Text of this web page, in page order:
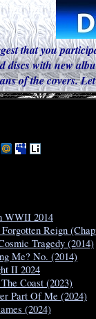
that you
discs with new
of the covers.
WWII 2014
Reign
Tragedy (2014)
Me? No. (2014)
II 2024
Coast (2023)
Part Of Me (2024)
(2024)